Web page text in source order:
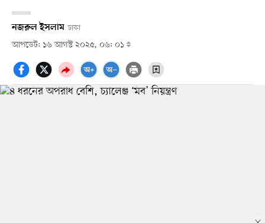
নজরুল ইসলাম ঢাকা
আপডেট: ১৬ আগস্ট ২০২৫, ০৬: ০১